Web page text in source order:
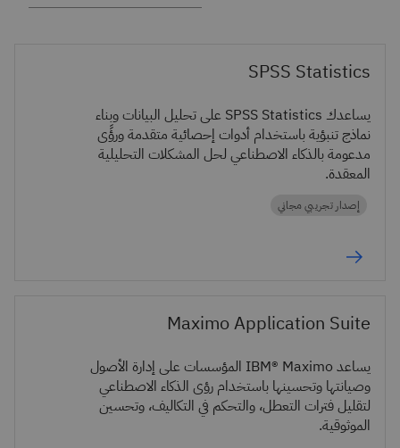
SPSS Statistics
يساعدك SPSS Statistics على تحليل البيانات وبناء
نماذج تنبؤية باستخدام أدوات إحصائية متقدمة ورؤًى
مدعومة بالذكاء الاصطناعي لحل المشكلات التحليلية
المعقدة.
إصدار تجريبي مجاني
Maximo Application Suite
يساعد IBM® Maximo المؤسسات على إدارة الأصول
وصيانتها وتحسينها باستخدام رؤى الذكاء الاصطناعي
لتقليل فترات التعطل، والتحكم في التكاليف، وتحسين
الموثوقية.